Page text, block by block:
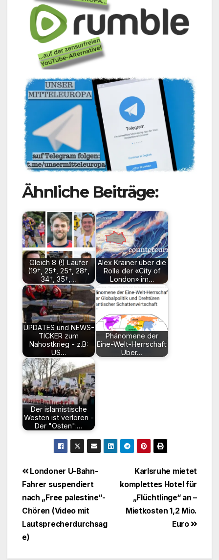
Ähnliche Beiträge:
Gleich 8 (!) Läufer
(19†, 25†, 25†, 28†,
34†, 35†,…
Alex Krainer über die
Rolle der «City of
London» im…
UPDATES und NEWS-
TICKER zum
Nahostkrieg - z.B:
US…
Phänomene der
Eine-Welt-Herrschaft:
Über…
Der islamistische
Westen ist verloren -
Der "Osten":…
BeitragsnavigationKarlsruhe mietet
komplettes Hotel für
„Flüchtlinge“ an –
Mietkosten 1,2 Mio.
Euro
Londoner U-Bahn-
Fahrer suspendiert
nach „Free palestine“-
Chören (Video mit
Lautsprecherdurchsag
e)